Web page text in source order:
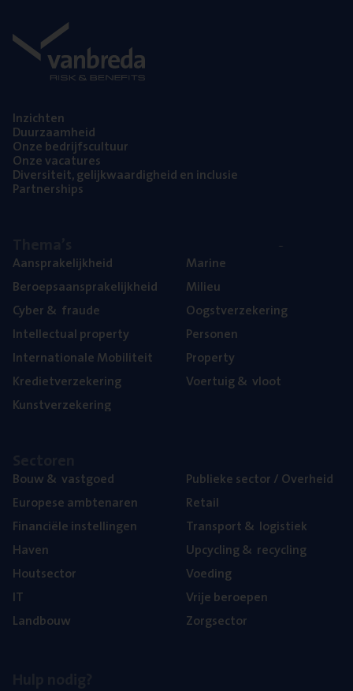
Inzich­ten
Duur­zaam­heid
Onze bedrijfs­cul­tuur
Onze vaca­tu­res
Diver­si­teit, gelijk­waar­dig­heid en inclusie
Part­ner­ships
Aan­spra­ke­lijk­heid
Beroeps­aan­spra­ke­lijk­heid
Cyber& fraude
Intel­lec­tu­al property
Inter­na­ti­o­na­le Mobiliteit
Kre­diet­ver­ze­ke­ring
Kunst­ver­ze­ke­ring
Mari­ne
Mili­eu
Oogst­ver­ze­ke­ring
Per­so­nen
Pro­per­ty
Voer­tuig& vloot
Bouw& vastgoed
Euro­pe­se ambtenaren
Finan­ci­ë­le instellingen
Haven
Hout­sec­tor
IT
Land­bouw
Publie­ke sec­tor / Overheid
Retail
Trans­port& logistiek
Upcy­cling& recycling
Voe­ding
Vrije beroe­pen
Zorg­sec­tor